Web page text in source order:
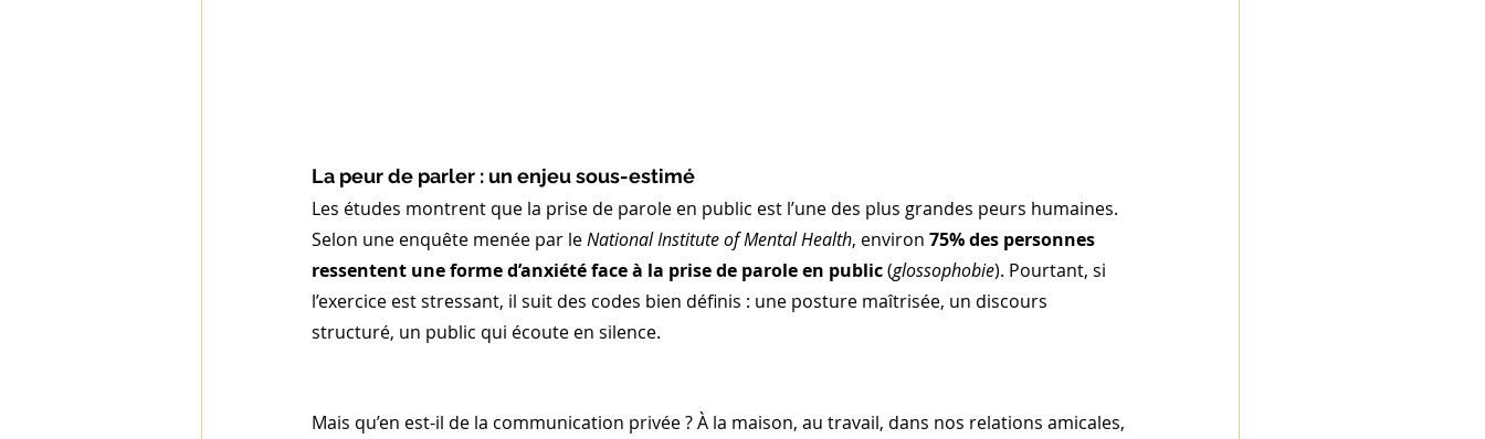
La peur de parler : un enjeu sous-estimé
Les études montrent que la prise de parole en public est l’une des plus grandes peurs humaines.
Selon une enquête menée par le National Institute of Mental Health, environ 75% des personnes
ressentent une forme d’anxiété face à la prise de parole en public (glossophobie). Pourtant, si
l’exercice est stressant, il suit des codes bien définis : une posture maîtrisée, un discours
structuré, un public qui écoute en silence.
Mais qu’en est-il de la communication privée ? À la maison, au travail, dans nos relations amicales,